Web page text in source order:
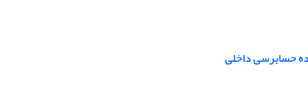
حسابرسی داخلی